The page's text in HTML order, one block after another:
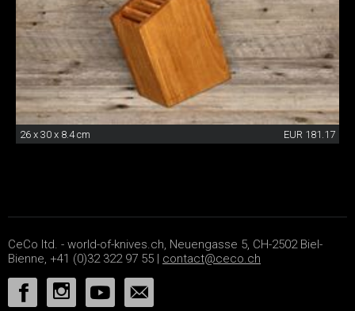
26 x 30 x 8.4 cm EUR 181.17
CeCo ltd. - world-of-knives.ch, Neuengasse 5, CH-2502 Biel-
Bienne, +41 (0)32 322 97 55 | contact@ceco.ch